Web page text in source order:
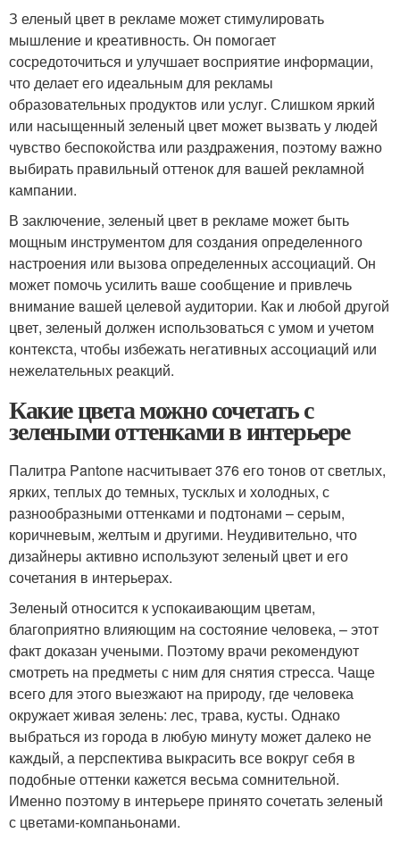
З еленый цвет в рекламе может стимулировать
мышление и креативность. Он помогает
сосредоточиться и улучшает восприятие информации,
что делает его идеальным для рекламы
образовательных продуктов или услуг. Слишком яркий
или насыщенный зеленый цвет может вызвать у людей
чувство беспокойства или раздражения, поэтому важно
выбирать правильный оттенок для вашей рекламной
кампании.
В заключение, зеленый цвет в рекламе может быть
мощным инструментом для создания определенного
настроения или вызова определенных ассоциаций. Он
может помочь усилить ваше сообщение и привлечь
внимание вашей целевой аудитории. Как и любой другой
цвет, зеленый должен использоваться с умом и учетом
контекста, чтобы избежать негативных ассоциаций или
нежелательных реакций.
Какие цвета можно сочетать с
зелеными оттенками в интерьере
Палитра Pantone насчитывает 376 его тонов от светлых,
ярких, теплых до темных, тусклых и холодных, с
разнообразными оттенками и подтонами – серым,
коричневым, желтым и другими. Неудивительно, что
дизайнеры активно используют зеленый цвет и его
сочетания в интерьерах.
Зеленый относится к успокаивающим цветам,
благоприятно влияющим на состояние человека, – этот
факт доказан учеными. Поэтому врачи рекомендуют
смотреть на предметы с ним для снятия стресса. Чаще
всего для этого выезжают на природу, где человека
окружает живая зелень: лес, трава, кусты. Однако
выбраться из города в любую минуту может далеко не
каждый, а перспектива выкрасить все вокруг себя в
подобные оттенки кажется весьма сомнительной.
Именно поэтому в интерьере принято сочетать зеленый
с цветами-компаньонами.